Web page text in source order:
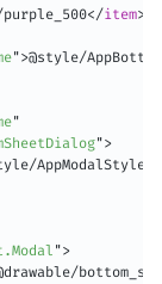
</item>
">@style/
"
">
AppModalStyle
">